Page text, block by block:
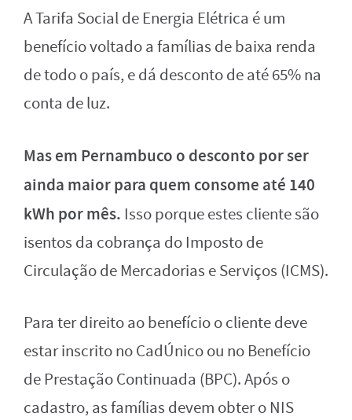
A Tarifa Social de Energia Elétrica é um
benefício voltado a famílias de baixa renda
de todo o país, e dá desconto de até 65% na
conta de luz.
Mas em Pernambuco o desconto por ser
ainda maior para quem consome até 140
kWh por mês. Isso porque estes cliente são
isentos da cobrança do Imposto de
Circulação de Mercadorias e Serviços (ICMS).
Para ter direito ao benefício o cliente deve
estar inscrito no CadÚnico ou no Benefício
de Prestação Continuada (BPC). Após o
cadastro, as famílias devem obter o NIS